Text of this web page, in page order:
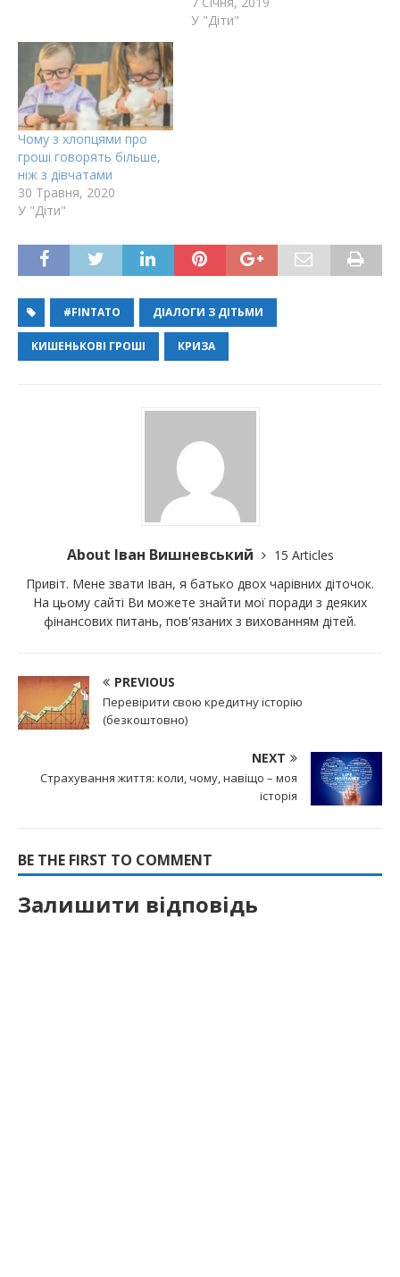
У "Діти"
Чому з хлопцями про
гроші говорять більше,
ніж з дівчатами
30 Травня, 2020
У "Діти"
#FINTATO ДІАЛОГИ З ДІТЬМИ
КИШЕНЬКОВІ ГРОШІ КРИЗА
About Іван Вишневський
15 Articles
Привіт. Мене звати Іван, я батько двох чарівних діточок.
На цьому сайті Ви можете знайти мої поради з деяких
фінансових питань, пов'язаних з вихованням дітей.
PREVIOUS
Перевірити свою кредитну історію
(безкоштовно)
NEXT
Страхування життя: коли, чому, навіщо – моя
історія
BE THE FIRST TO COMMENT
Залишити відповідь